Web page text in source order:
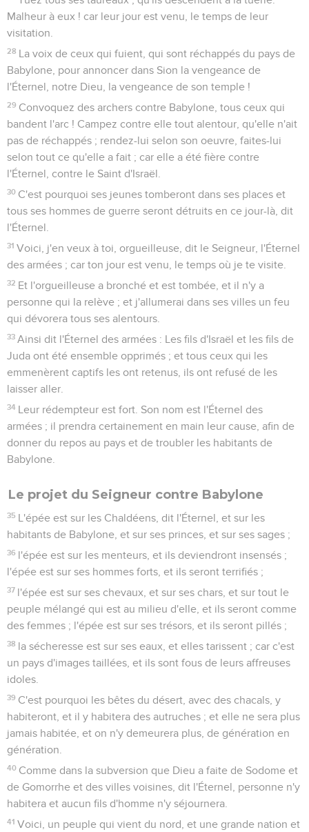
Malheur à eux ! car leur jour est venu, le temps de leur
visitation.
28 La voix de ceux qui fuient, qui sont réchappés du pays de
Babylone, pour annoncer dans Sion la vengeance de
l'Éternel, notre Dieu, la vengeance de son temple !
29 Convoquez des archers contre Babylone, tous ceux qui
bandent l'arc ! Campez contre elle tout alentour, qu'elle n'ait
pas de réchappés ; rendez-lui selon son oeuvre, faites-lui
selon tout ce qu'elle a fait ; car elle a été fière contre
l'Éternel, contre le Saint d'Israël.
30 C'est pourquoi ses jeunes tomberont dans ses places et
tous ses hommes de guerre seront détruits en ce jour-là, dit
l'Éternel.
31 Voici, j'en veux à toi, orgueilleuse, dit le Seigneur, l'Éternel
des armées ; car ton jour est venu, le temps où je te visite.
32 Et l'orgueilleuse a bronché et est tombée, et il n'y a
personne qui la relève ; et j'allumerai dans ses villes un feu
qui dévorera tous ses alentours.
33 Ainsi dit l'Éternel des armées : Les fils d'Israël et les fils de
Juda ont été ensemble opprimés ; et tous ceux qui les
emmenèrent captifs les ont retenus, ils ont refusé de les
laisser aller.
34 Leur rédempteur est fort. Son nom est l'Éternel des
armées ; il prendra certainement en main leur cause, afin de
donner du repos au pays et de troubler les habitants de
Babylone.
Le projet du Seigneur contre Babylone
35 L'épée est sur les Chaldéens, dit l'Éternel, et sur les
habitants de Babylone, et sur ses princes, et sur ses sages ;
36 l'épée est sur les menteurs, et ils deviendront insensés ;
l'épée est sur ses hommes forts, et ils seront terrifiés ;
37 l'épée est sur ses chevaux, et sur ses chars, et sur tout le
peuple mélangé qui est au milieu d'elle, et ils seront comme
des femmes ; l'épée est sur ses trésors, et ils seront pillés ;
38 la sécheresse est sur ses eaux, et elles tarissent ; car c'est
un pays d'images taillées, et ils sont fous de leurs affreuses
idoles.
39 C'est pourquoi les bêtes du désert, avec des chacals, y
habiteront, et il y habitera des autruches ; et elle ne sera plus
jamais habitée, et on n'y demeurera plus, de génération en
génération.
40 Comme dans la subversion que Dieu a faite de Sodome et
de Gomorrhe et des villes voisines, dit l'Éternel, personne n'y
habitera et aucun fils d'homme n'y séjournera.
41 Voici, un peuple qui vient du nord, et une grande nation et